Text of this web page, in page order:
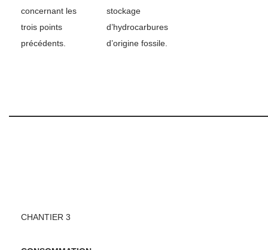
concernant les
trois points
précédents.
stockage
d’hydrocarbures
d’origine fossile.
CHANTIER 3